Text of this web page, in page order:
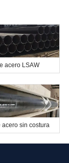
acero LSAW
acero sin costura